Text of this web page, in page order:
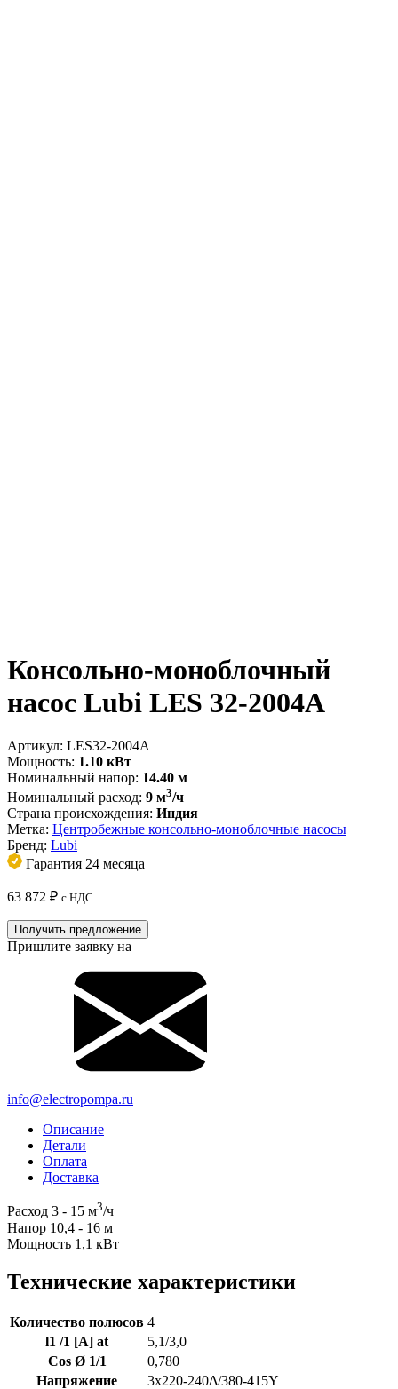
Консольно-моноблочный
насос Lubi LES 32-2004A
Артикул: LES32-2004A
Мощность: 1.10 кВт
Номинальный напор: 14.40 м
Номинальный расход: 9 м3/ч
Страна происхождения: Индия
Метка: Центробежные консольно-моноблочные насосы
Бренд: Lubi
Гарантия 24 месяца
63 872 ₽ с НДС
Получить предложение
Пришлите заявку на
info@electropompa.ru
Описание
Детали
Оплата
Доставка
Расход 3 - 15 м3/ч
Напор 10,4 - 16 м
Мощность 1,1 кВт
Технические характеристики
Количество полюсов 4
l1 /1 [A] at
5,1/3,0
Cos Ø 1/1
0,780
Напряжение
3x220-240Δ/380-415Y